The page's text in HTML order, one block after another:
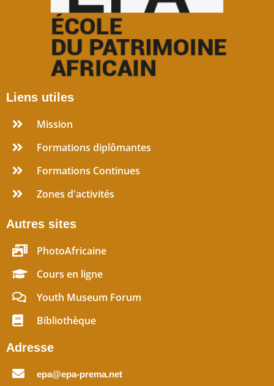
Liens utiles
Mission
Formations diplômantes
Formations Continues
Zones d'activités
Autres sites
PhotoAfricaine
Cours en ligne
Youth Museum Forum
Bibliothèque
Adresse
epa@epa-prema.net